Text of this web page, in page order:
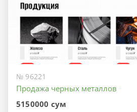
№ 96221
Продажа черных металлов
5150000 сум